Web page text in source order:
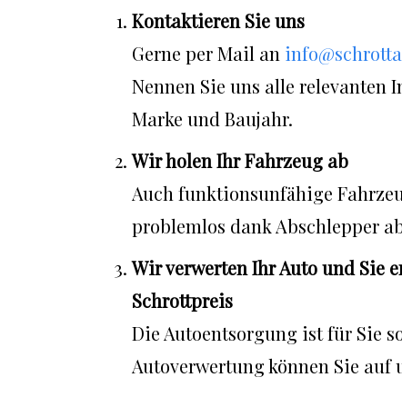
Kontaktieren Sie uns
Gerne per Mail an
Nennen Sie uns alle relevanten
Marke und Baujahr.
Wir holen Ihr Fahrzeug ab
Auch funktionsunfähige
problemlos dank Abschlepper
Wir verwerten Ihr Auto und Sie
Schrottpreis
Die Autoentsorgung ist für Sie
Autoverwertung können Sie